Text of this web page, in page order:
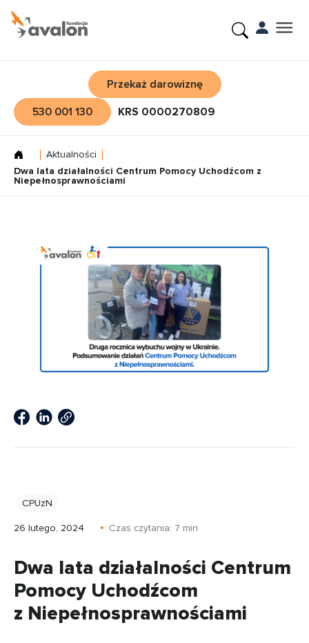
Przekaż darowiznę
530 001 130
KRS 0000270809
Aktualności
Dwa lata działalności Centrum Pomocy Uchodźcom z
Niepełnosprawnościami
CPUzN
26 lutego, 2024 Czas czytania: 7 min
Dwa lata działalności Centrum
Pomocy Uchodźcom
z Niepełnosprawnościami